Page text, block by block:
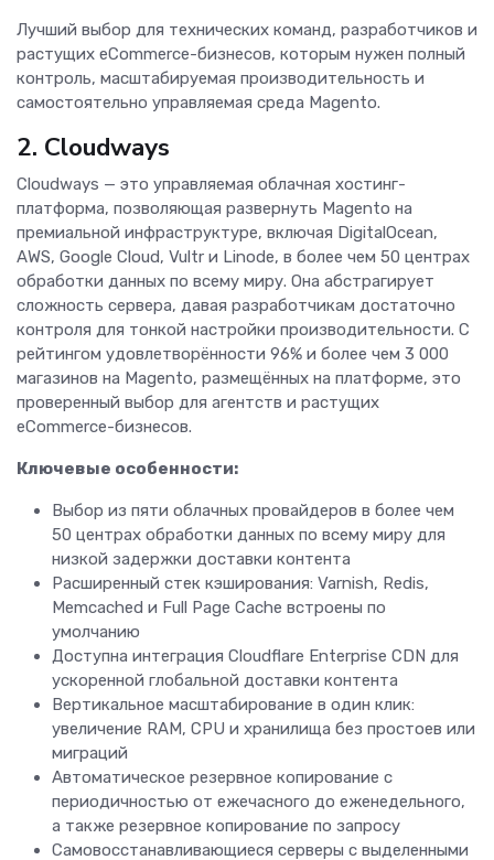
Лучший выбор для технических команд, разработчиков и
растущих eCommerce-бизнесов, которым нужен полный
контроль, масштабируемая производительность и
самостоятельно управляемая среда Magento.
2. Cloudways
Cloudways — это управляемая облачная хостинг-
платформа, позволяющая развернуть Magento на
премиальной инфраструктуре, включая DigitalOcean,
AWS, Google Cloud, Vultr и Linode, в более чем 50 центрах
обработки данных по всему миру. Она абстрагирует
сложность сервера, давая разработчикам достаточно
контроля для тонкой настройки производительности. С
рейтингом удовлетворённости 96% и более чем 3 000
магазинов на Magento, размещённых на платформе, это
проверенный выбор для агентств и растущих
eCommerce-бизнесов.
Ключевые особенности:
Выбор из пяти облачных провайдеров в более чем
50 центрах обработки данных по всему миру для
низкой задержки доставки контента
Расширенный стек кэширования: Varnish, Redis,
Memcached и Full Page Cache встроены по
умолчанию
Доступна интеграция Cloudflare Enterprise CDN для
ускоренной глобальной доставки контента
Вертикальное масштабирование в один клик:
увеличение RAM, CPU и хранилища без простоев или
миграций
Автоматическое резервное копирование с
периодичностью от ежечасного до еженедельного,
а также резервное копирование по запросу
Самовосстанавливающиеся серверы с выделенными